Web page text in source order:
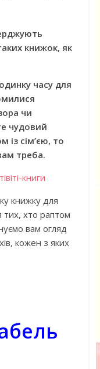
книжок, як
часу для
чи
чудовий
із сім’єю, то
треба.
книги
книжку для
хто раптом
вам огляд
кожен з яких